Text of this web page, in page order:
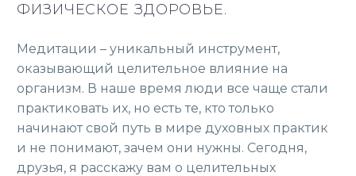
ФИЗИЧЕСКОЕ ЗДОРОВЬЕ.
Медитации – уникальный инструмент,
оказывающий целительное влияние на
организм. В наше время люди все чаще стали
практиковать их, но есть те, кто только
начинают свой путь в мире духовных практик
и не понимают, зачем они нужны. Сегодня,
друзья, я расскажу вам о целительных